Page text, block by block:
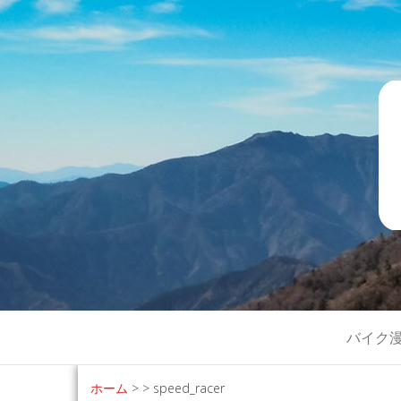
ライダー
バイク漫画で青春時代を懐か
バイク
ホーム > > speed_racer